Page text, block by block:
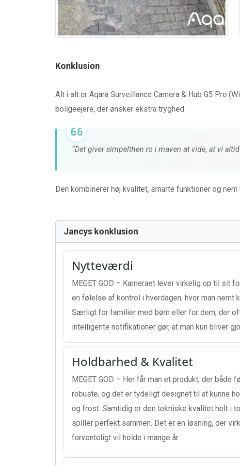
Konklusion
Alt i alt er Aqara Surveillance Camera & Hub G5 Pro
boligeejere, der ønsker ekstra tryghed.
“Det giver simpelthen ro i maven at vide, at vi
Den kombinerer høj kvalitet, smarte funktioner og
Jancys konklusion
Nytteværdi
MEGET GOD – Kameraet lever virkelig op til sit
en følelse af kontrol i hverdagen, hvor man nemt
Særligt for familier med børn eller for dem, der
intelligente notifikationer gør, at man kun bliver
Holdbarhed & Kvalitet
MEGET GOD – Her får man et produkt, der
robuste, og det er tydeligt designet til at kunne
og frost. Samtidig er den tekniske kvalitet helt i
spiller perfekt sammen. Det er en løsning, der
forventeligt vil holde i mange år.